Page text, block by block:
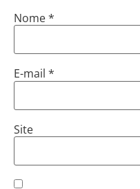
Nome*
E-mail *
Site